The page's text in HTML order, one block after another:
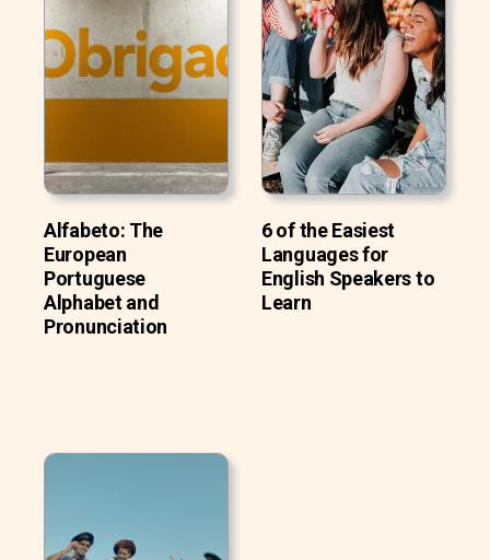
Alfabeto: The
European
Portuguese
Alphabet and
Pronunciation
6 of the Easiest
Languages for
English Speakers to
Learn